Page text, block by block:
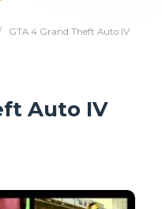
GTA 4 Grand Theft Auto IV
Auto IV